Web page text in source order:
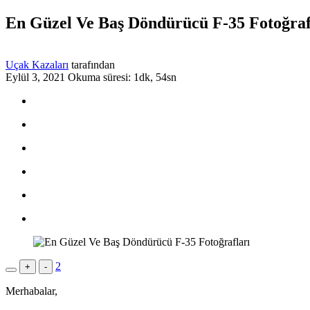
En Güzel Ve Baş Döndürücü F-35
Uçak Kazaları tarafından
Eylül 3, 2021 Okuma süresi: 1dk, 54sn
+ - 2
Merhabalar,